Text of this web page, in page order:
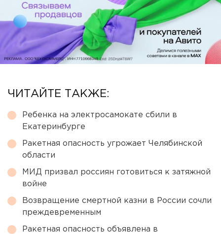
ЧИТАЙТЕ ТАКЖЕ:
Ребенка на электросамокате сбили в
Екатеринбурге
Ракетная опасность угрожает Челябинской
области
МИД призвал россиян готовиться к затяжной
войне
Возвращение смертной казни в России сочли
преждевременным
Ракетная опасность объявлена в